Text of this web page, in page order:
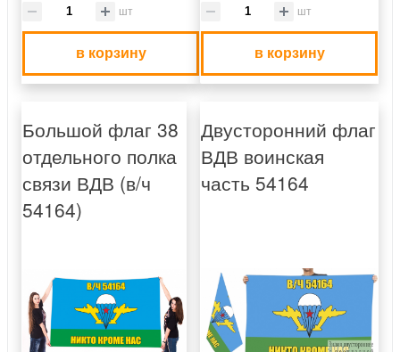
шт
в корзину
шт
в корзину
Большой флаг 38
отдельного полка
связи ВДВ (в/ч
54164)
Двусторонний флаг
ВДВ воинская
часть 54164